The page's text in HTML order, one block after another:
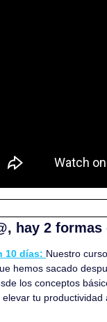
hay 2
10 días: Nuestro
hemos sacado
los conceptos
tu productividad